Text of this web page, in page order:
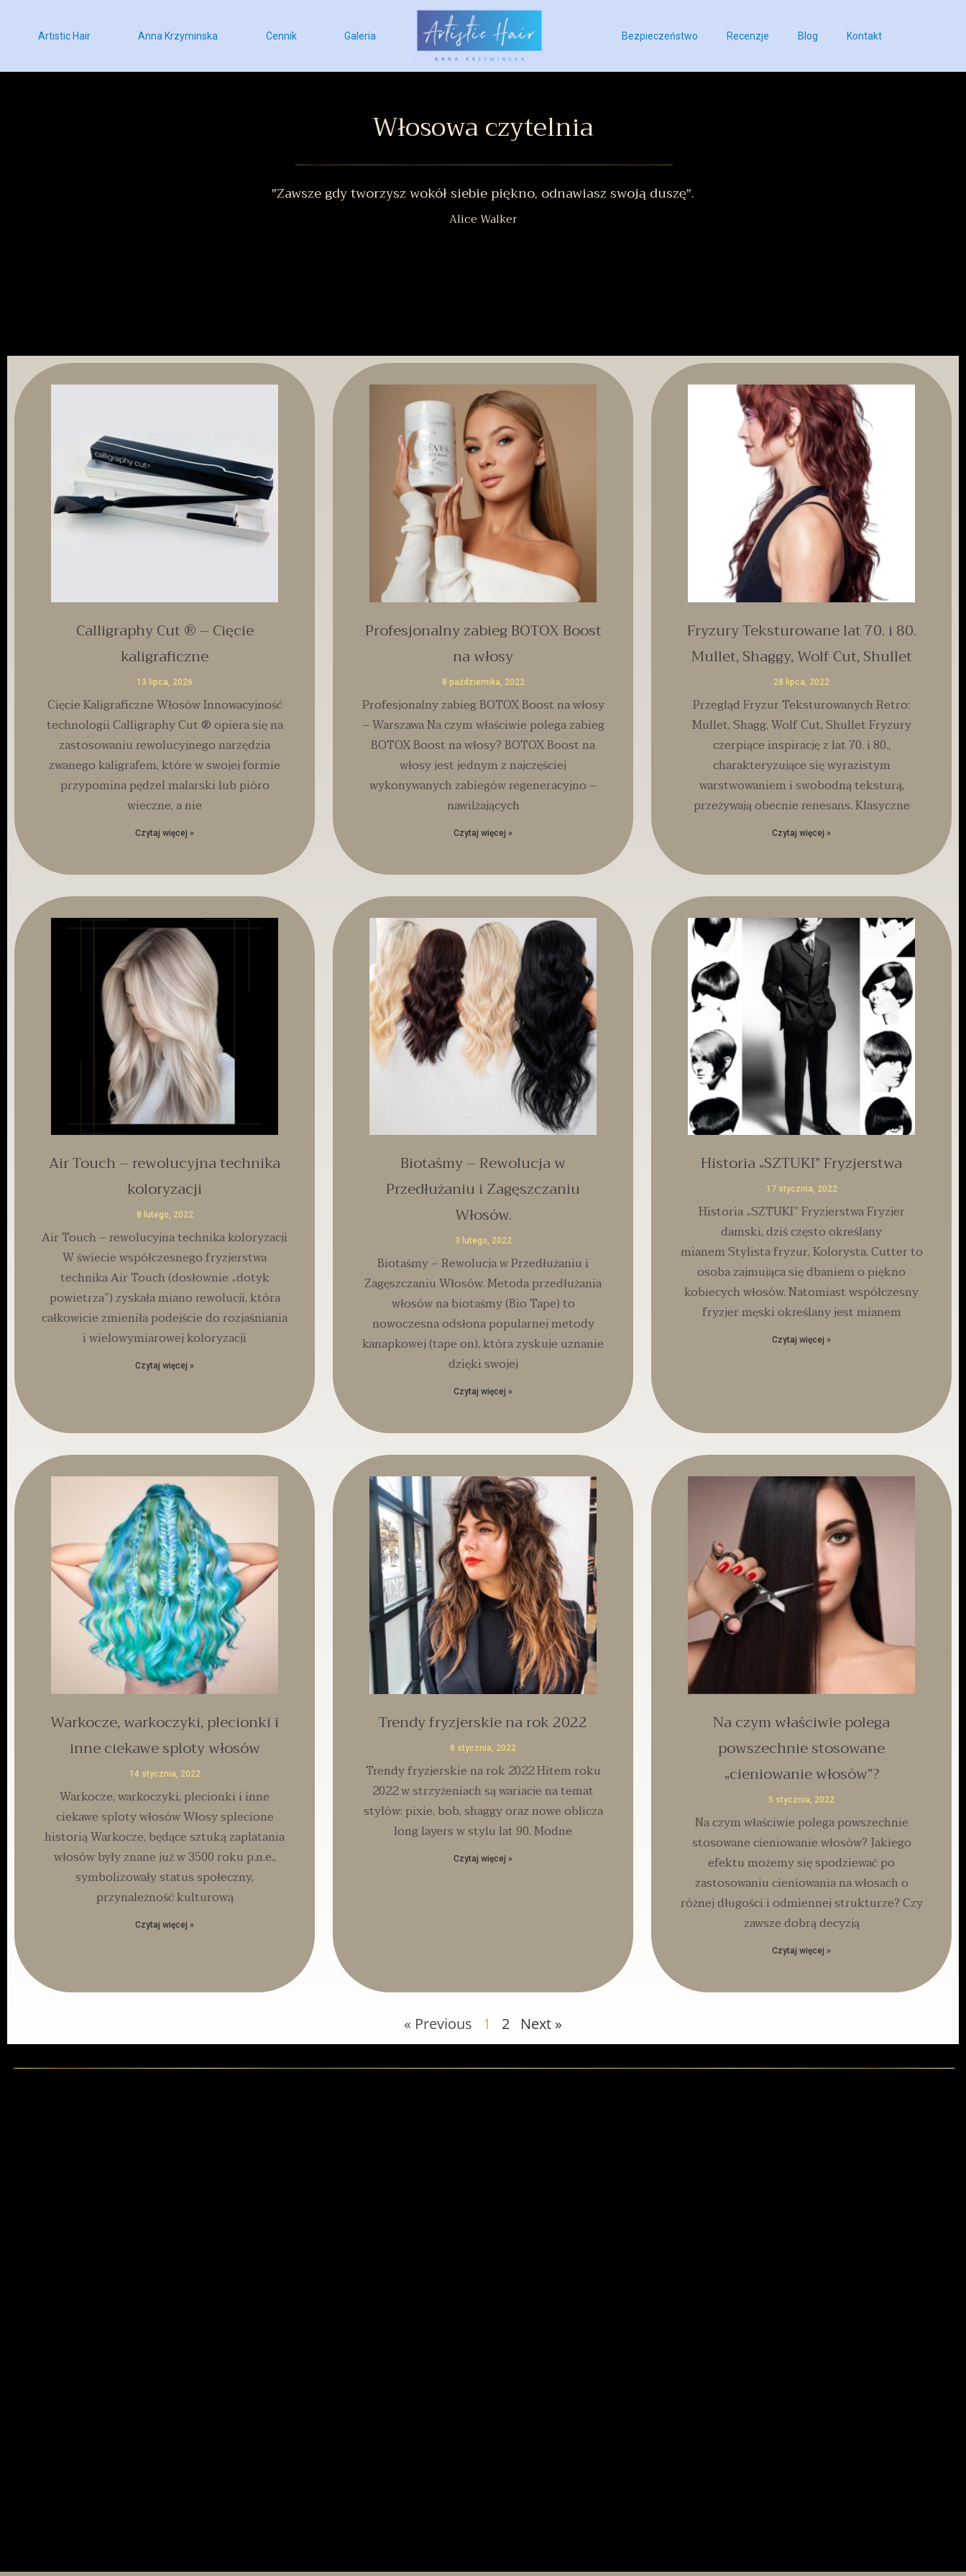
Artistic Hair Anna Krzyminska Cennik Galeria Bezpieczeństwo Recenzje Blog Kontakt
Włosowa czytelnia
"Zawsze gdy tworzysz wokół siebie piękno, odnawiasz swoją duszę".
Alice Walker
Calligraphy Cut ® – Cięcie
kaligraficzne
13 lipca, 2026
Cięcie Kaligraficzne Włosów Innowacyjność
technologii Calligraphy Cut ® opiera się na
zastosowaniu rewolucyjnego narzędzia
zwanego kaligrafem, które w swojej formie
przypomina pędzel malarski lub pióro
wieczne, a nie
Czytaj więcej »
Profesjonalny zabieg BOTOX Boost
na włosy
8 października, 2022
Profesjonalny zabieg BOTOX Boost na włosy
– Warszawa Na czym właściwie polega zabieg
BOTOX Boost na włosy? BOTOX Boost na
włosy jest jednym z najczęściej
wykonywanych zabiegów regeneracyjno –
nawilżających
Czytaj więcej »
Fryzury Teksturowane lat 70. i 80.
Mullet, Shaggy, Wolf Cut, Shullet
28 lipca, 2022
Przegląd Fryzur Teksturowanych Retro:
Mullet, Shagg, Wolf Cut, Shullet Fryzury
czerpiące inspirację z lat 70. i 80.,
charakteryzujące się wyrazistym
warstwowaniem i swobodną teksturą,
przeżywają obecnie renesans. Klasyczne
Czytaj więcej »
Air Touch – rewolucyjna technika
koloryzacji
8 lutego, 2022
Air Touch – rewolucyjna technika koloryzacji
W świecie współczesnego fryzjerstwa
technika Air Touch (dosłownie „dotyk
powietrza”) zyskała miano rewolucji, która
całkowicie zmieniła podejście do rozjaśniania
i wielowymiarowej koloryzacji
Czytaj więcej »
Biotaśmy – Rewolucja w
Przedłużaniu i Zagęszczaniu
Włosów.
3 lutego, 2022
Biotaśmy – Rewolucja w Przedłużaniu i
Zagęszczaniu Włosów. Metoda przedłużania
włosów na biotaśmy (Bio Tape) to
nowoczesna odsłona popularnej metody
kanapkowej (tape on), która zyskuje uznanie
dzięki swojej
Czytaj więcej »
Historia „SZTUKI” Fryzjerstwa
17 stycznia, 2022
Historia „SZTUKI” Fryzjerstwa Fryzjer
damski, dziś często określany
mianem Stylista fryzur, Kolorysta, Cutter to
osoba zajmująca się dbaniem o piękno
kobiecych włosów. Natomiast współczesny
fryzjer męski określany jest mianem
Czytaj więcej »
Warkocze, warkoczyki, plecionki i
inne ciekawe sploty włosów
14 stycznia, 2022
Warkocze, warkoczyki, plecionki i inne
ciekawe sploty włosów Włosy splecione
historią Warkocze, będące sztuką zaplatania
włosów były znane już w 3500 roku p.n.e.,
symbolizowały status społeczny,
przynależność kulturową
Czytaj więcej »
Trendy fryzjerskie na rok 2022
8 stycznia, 2022
Trendy fryzjerskie na rok 2022 Hitem roku
2022 w strzyżeniach są wariacje na temat
stylów: pixie, bob, shaggy oraz nowe oblicza
long layers w stylu lat 90. Modne
Czytaj więcej »
Na czym właściwie polega
powszechnie stosowane
„cieniowanie włosów”?
5 stycznia, 2022
Na czym właściwie polega powszechnie
stosowane cieniowanie włosów? Jakiego
efektu możemy się spodziewać po
zastosowaniu cieniowania na włosach o
różnej długości i odmiennej strukturze? Czy
zawsze dobrą decyzją
Czytaj więcej »
« Previous 1 2 Next »